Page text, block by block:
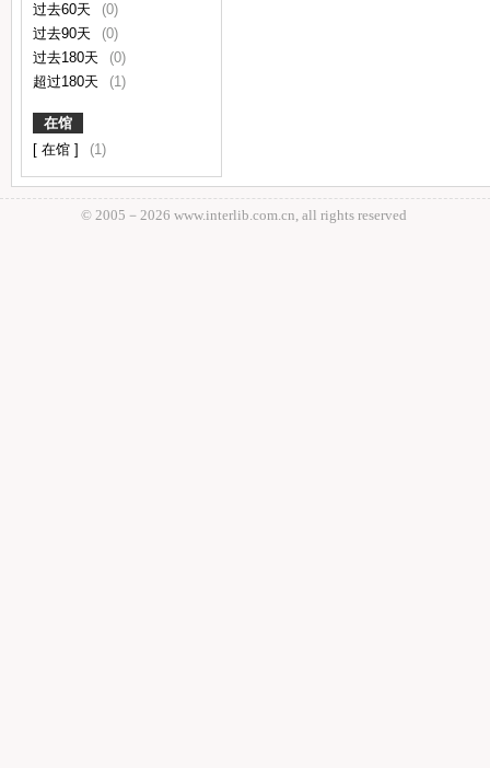
过去60天
(0)
过去90天
(0)
过去180天
(0)
超过180天
(1)
在馆
[ 在馆 ]
(1)
© 2005－ 2026 www.interlib.com.cn, all rights reserved